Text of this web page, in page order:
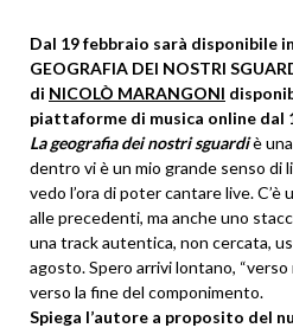
Dal 19 febbraio sarà disponibile
GEOGRAFIA DEI NOSTRI
di NICOLÒ MARANGONI
piattaforme di musica online dal
La geografia dei nostri sguardiè una
dentro vi è un mio grande senso di
vedo l’ora di poter cantare live. C’è
alle precedenti, ma anche uno
una track autentica, non cercata,
agosto. Spero arrivi lontano,
verso la fine del componimento.
Spiega l’autore a proposito del